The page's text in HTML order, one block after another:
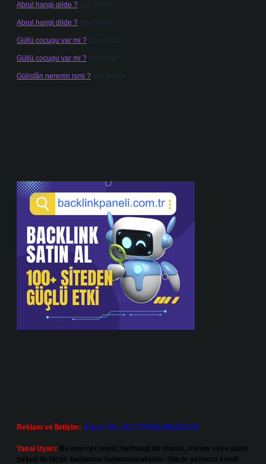
Abrul hangi dilde ? için admin
Abrul hangi dilde ? için Gülten
Güllü cocugu var mi ? için admin
Güllü cocugu var mi ? için Alper
Gülistân nerenin ismi ? için admin
Reklam ve İletişim: Skype: live:.cid.575569c608265c69
Yasal Uyarı: Bu internet sitesi, herhangi bir marka, kurum veya şahıs
şirketi ile hiçbir bağlantısı bulunmamaktadır. Sitede yalnızca kendi